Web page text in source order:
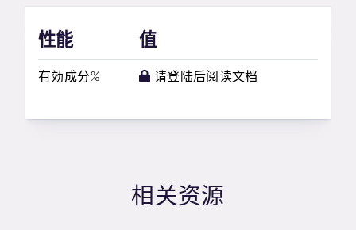
性能 值
有効成分% 请登陆后阅读文档
相关资源